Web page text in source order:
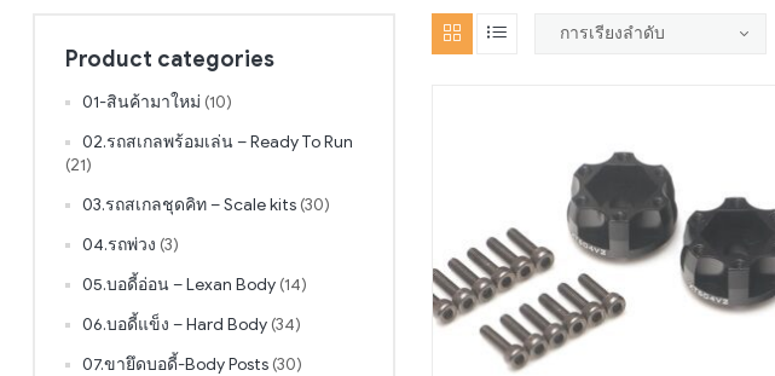
Product categories
01-สินค้ามาใหม่ (10)
02.รถสเกลพร้อมเล่น – Ready To Run
(21)
03.รถสเกลชุดคิท – Scale kits (30)
04.รถพ่วง (3)
05.บอดี้อ่อน – Lexan Body (14)
06.บอดี้แข็ง – Hard Body (34)
07.ขายึดบอดี้-Body Posts (30)